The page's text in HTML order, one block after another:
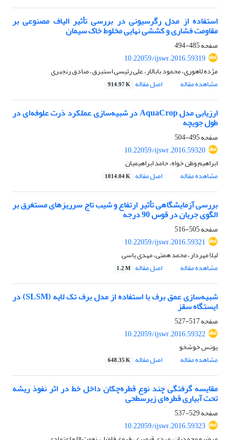
استفاده از مدل رگرسیونی در بررسی تأثیر الیاف مصنوعی بر
مقاومت فشاری و کششی نهایی مخلوط خاک سیمان
صفحه485-494
10.22059/ijswr.2016.59319
مژده لاهوری، محمود بابالار، علی رئیسی استبرق، صادق رنجبری
مشاهده مقاله
اصل مقاله 914.97 K
ارزیابی مدل AquaCrop در شبیه‌سازی عملکرد ذرت علوفه‌ای در
طول جویچه
صفحه495-504
10.22059/ijswr.2016.59320
ابراهیم وطن خواه، حامد ابراهیمیان
مشاهده مقاله
اصل مقاله 1014.04 K
بررسی آزمایشگاهی تأثیر ارتفاع و شیب تاج سرریزهای مستغرق بر
الگوی جریان در قوس 90 درجه
صفحه505-516
10.22059/ijswr.2016.59321
لیلا مهردار، محمد همتی، مهدی یاسی
مشاهده مقاله
اصل مقاله 1.2 M
شبیه‌سازی عمق برف با استفاده از مدل برف تک لایه (SLSM) در
ایستگاه سقز
صفحه517-527
10.22059/ijswr.2016.59322
یونس خوشخو
مشاهده مقاله
اصل مقاله 648.35 K
مقایسه گرفتگی چند نوع قطره‌چکان داخل خط در اثر نفوذ ریشه
تحت آبیاری قطره‌ای زیرسطحی
صفحه529-537
10.22059/ijswr.2016.59323